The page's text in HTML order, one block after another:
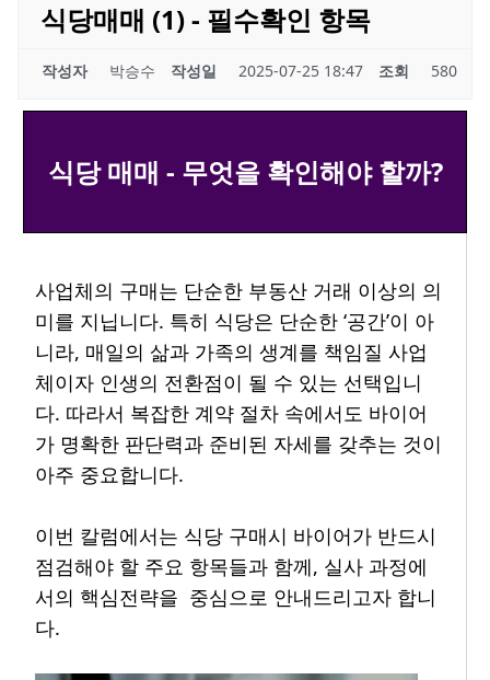
식당매매 (1) - 필수확인 항목
작성자 박승수 작성일 2025-07-25 18:47 조회 580
식당 매매 - 무엇을 확인해야 할까?
사업체의 구매는 단순한 부동산 거래 이상의 의
미를 지닙니다. 특히 식당은 단순한 ‘공간’이 아
니라, 매일의 삶과 가족의 생계를 책임질 사업
체이자 인생의 전환점이 될 수 있는 선택입니
다. 따라서 복잡한 계약 절차 속에서도 바이어
가 명확한 판단력과 준비된 자세를 갖추는 것이
아주 중요합니다.
이번 칼럼에서는 식당 구매시 바이어가 반드시
점검해야 할 주요 항목들과 함께, 실사 과정에
서의 핵심전략을 중심으로 안내드리고자 합니
다.